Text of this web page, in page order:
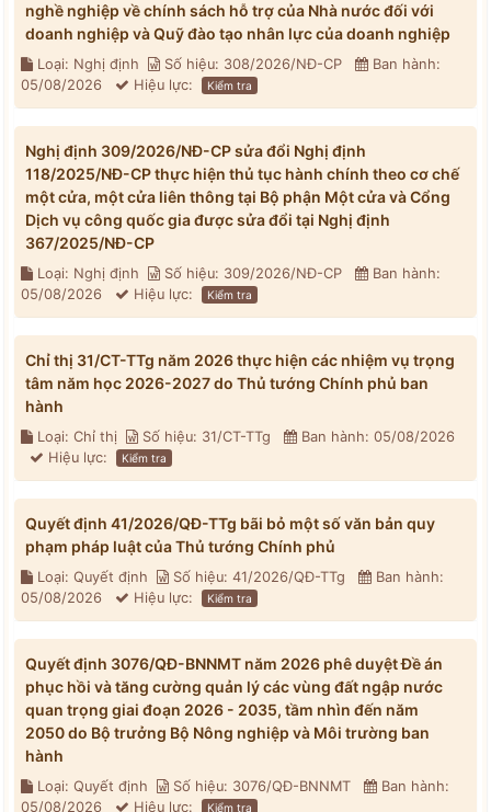
nghề nghiệp về chính sách hỗ trợ của Nhà nước đối với
doanh nghiệp và Quỹ đào tạo nhân lực của doanh nghiệp
Loại: Nghị định Số hiệu: 308/2026/NĐ-CP
Ban hành:
05/08/2026
Hiệu lực: Kiểm tra
Nghị định 309/2026/NĐ-CP sửa đổi Nghị định
118/2025/NĐ-CP thực hiện thủ tục hành chính theo cơ chế
một cửa, một cửa liên thông tại Bộ phận Một cửa và Cổng
Dịch vụ công quốc gia được sửa đổi tại Nghị định
367/2025/NĐ-CP
Loại: Nghị định Số hiệu: 309/2026/NĐ-CP
Ban hành:
05/08/2026
Hiệu lực: Kiểm tra
Chỉ thị 31/CT-TTg năm 2026 thực hiện các nhiệm vụ trọng
tâm năm học 2026-2027 do Thủ tướng Chính phủ ban
hành
Loại: Chỉ thị Số hiệu: 31/CT-TTg
Ban hành: 05/08/2026
Hiệu lực:
Kiểm tra
Quyết định 41/2026/QĐ-TTg bãi bỏ một số văn bản quy
phạm pháp luật của Thủ tướng Chính phủ
Loại: Quyết định Số hiệu: 41/2026/QĐ-TTg
Ban hành:
05/08/2026
Hiệu lực: Kiểm tra
Quyết định 3076/QĐ-BNNMT năm 2026 phê duyệt Đề án
phục hồi và tăng cường quản lý các vùng đất ngập nước
quan trọng giai đoạn 2026 - 2035, tầm nhìn đến năm
2050 do Bộ trưởng Bộ Nông nghiệp và Môi trường ban
hành
Loại: Quyết định Số hiệu: 3076/QĐ-BNNMT
Ban hành:
05/08/2026
Hiệu lực: Kiểm tra